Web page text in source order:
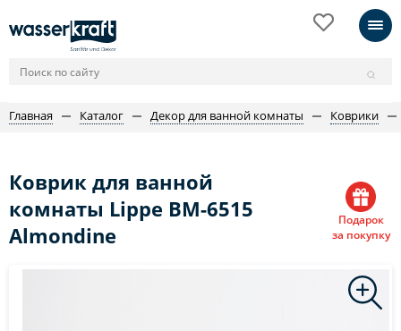
Главная Каталог Декор для ванной комнаты Коврики
Коврик для ванной
комнаты Lippe BM-6515
Almondine
Подарок
за покупку